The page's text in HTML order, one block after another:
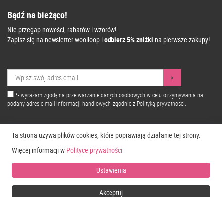
Bądź na bieżąco!
Nie przegap nowości, rabatów i wzorów!
Zapisz się na newsletter woolloop iodbierz 5% zniżki na pierwsze zakupy!
*- wyrażam zgodę na przetwarzanie danych osobowych w celu otrzymywania na
podany adres e-mail informacji handlowych, zgodnie z Polityką prywatności.
Copyright © 2026 Woolloop Design: Proformat
Ta strona używa plików cookies, które poprawiają działanie tej strony.
Więcej informacji w Polityce prywatności
Ustawienia
Akceptuj